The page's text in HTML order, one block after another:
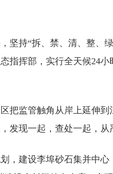
坚持“拆、禁、清、整
指挥部，实行全天候24
把监管触角从岸上延伸
发现一起，查处一起，从
，建设李埠砂石集并中